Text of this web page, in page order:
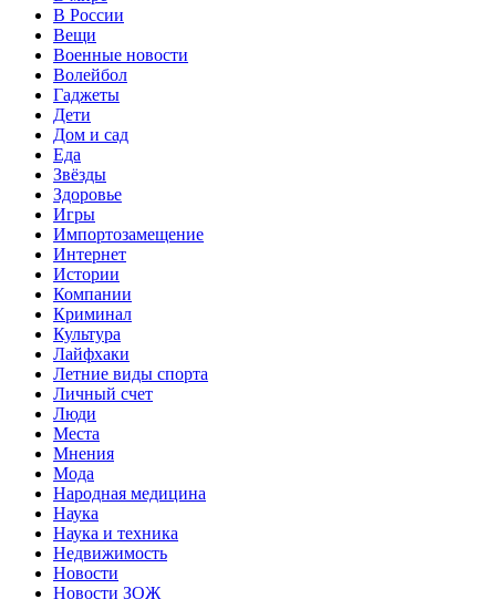
В России
Вещи
Военные новости
Волейбол
Гаджеты
Дети
Дом и сад
Еда
Звёзды
Здоровье
Игры
Импортозамещение
Интернет
Истории
Компании
Криминал
Культура
Лайфхаки
Летние виды спорта
Личный счет
Люди
Места
Мнения
Мода
Народная медицина
Наука
Наука и техника
Недвижимость
Новости
Новости ЗОЖ